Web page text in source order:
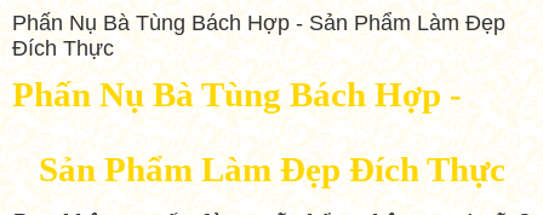
Phấn Nụ Bà Tùng Bách Hợp - Sản Phẩm Làm Đẹp
Đích Thực
Phấn Nụ Bà Tùng Bách Hợp -
Sản Phẩm Làm Đẹp Đích Thực